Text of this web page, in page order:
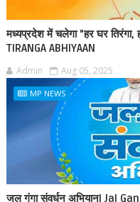
मध्यप्रदेश में चलेगा "हर घर तिरंगा,
TIRANGA ABHIYAAN
Admin Aug 05, 2025
MP NEWS
जल गंगा संवर्धन अभियान| Jal